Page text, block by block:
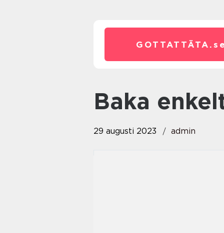
GOTTATTÄTA.
baka
29 augusti 2023 admin